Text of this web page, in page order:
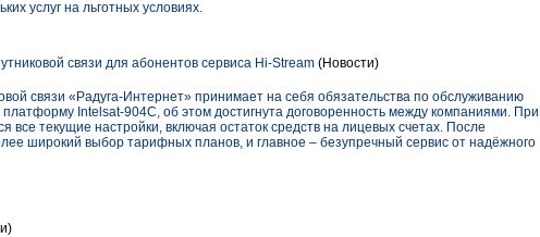
услуг на льготных условиях.
связи для абонентов сервиса Hi-Stream (Новости)
связи «Радуга-Интернет» принимает на себя обязательства по обслуживанию
Intelsat-904С, об этом достигнута договоренность между компаниями. При
все текущие настройки, включая остаток средств на лицевых счетах. После
широкий выбор тарифных планов, и главное – безупречный сервис от надёжного